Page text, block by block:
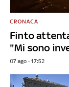
Finto
"Mi sono
CRONACA
07 ago - 17:52